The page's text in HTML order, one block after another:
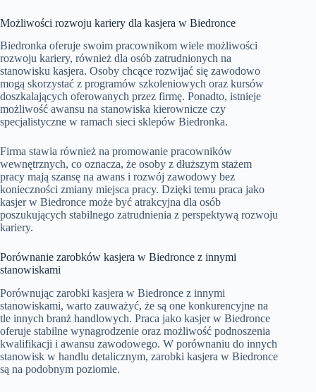
Możliwości rozwoju kariery dla kasjera w Biedronce
Biedronka oferuje swoim pracownikom wiele możliwości
rozwoju kariery, również dla osób zatrudnionych na
stanowisku kasjera. Osoby chcące rozwijać się zawodowo
mogą skorzystać z programów szkoleniowych oraz kursów
doszkalających oferowanych przez firmę. Ponadto, istnieje
możliwość awansu na stanowiska kierownicze czy
specjalistyczne w ramach sieci sklepów Biedronka.
Firma stawia również na promowanie pracowników
wewnętrznych, co oznacza, że osoby z dłuższym stażem
pracy mają szansę na awans i rozwój zawodowy bez
konieczności zmiany miejsca pracy. Dzięki temu praca jako
kasjer w Biedronce może być atrakcyjna dla osób
poszukujących stabilnego zatrudnienia z perspektywą rozwoju
kariery.
Porównanie zarobków kasjera w Biedronce z innymi
stanowiskami
Porównując zarobki kasjera w Biedronce z innymi
stanowiskami, warto zauważyć, że są one konkurencyjne na
tle innych branż handlowych. Praca jako kasjer w Biedronce
oferuje stabilne wynagrodzenie oraz możliwość podnoszenia
kwalifikacji i awansu zawodowego. W porównaniu do innych
stanowisk w handlu detalicznym, zarobki kasjera w Biedronce
są na podobnym poziomie.